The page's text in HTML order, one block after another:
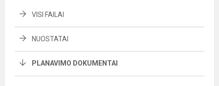
VISI FAILAI
NUOSTATAI
PLANAVIMO DOKUMENTAI